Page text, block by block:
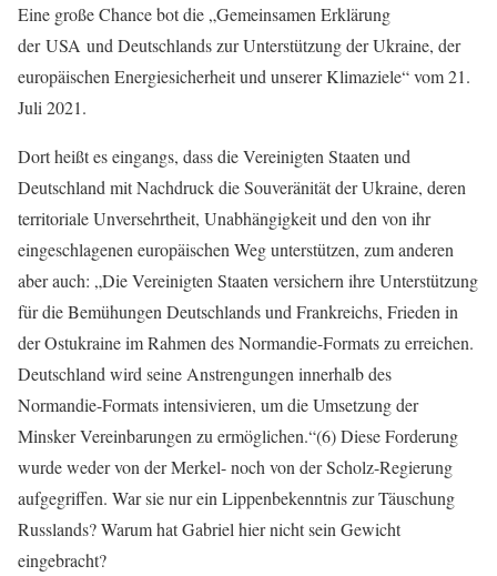
Eine große Chance bot die „Gemeinsamen Erklärung
der USA und Deutschlands zur Unterstützung der Ukraine, der
europäischen Energiesicherheit und unserer Klimaziele“ vom 21.
Juli 2021.
Dort heißt es eingangs, dass die Vereinigten Staaten und
Deutschland mit Nachdruck die Souveränität der Ukraine, deren
territoriale Unversehrtheit, Unabhängigkeit und den von ihr
eingeschlagenen europäischen Weg unterstützen, zum anderen
aber auch: „Die Vereinigten Staaten versichern ihre Unterstützung
für die Bemühungen Deutschlands und Frankreichs, Frieden in
der Ostukraine im Rahmen des Normandie-Formats zu erreichen.
Deutschland wird seine Anstrengungen innerhalb des
Normandie-Formats intensivieren, um die Umsetzung der
Minsker Vereinbarungen zu ermöglichen.“(6) Diese Forderung
wurde weder von der Merkel- noch von der Scholz-Regierung
aufgegriffen. War sie nur ein Lippenbekenntnis zur Täuschung
Russlands? Warum hat Gabriel hier nicht sein Gewicht
eingebracht?